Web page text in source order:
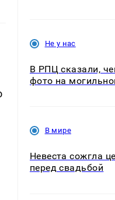
Не у нас
В РПЦ сказали,
фото на
В мире
Невеста сожгла
перед свадьбой